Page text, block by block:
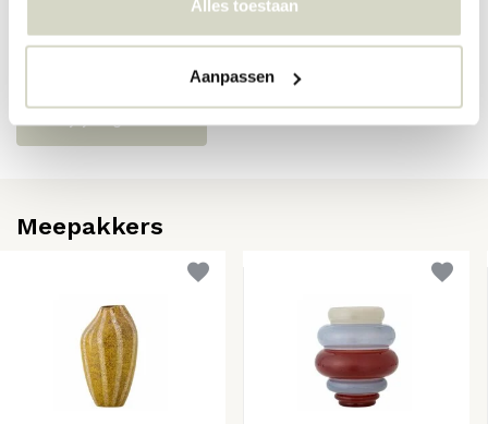
Alles toestaan
Aanpassen
Meepakkers